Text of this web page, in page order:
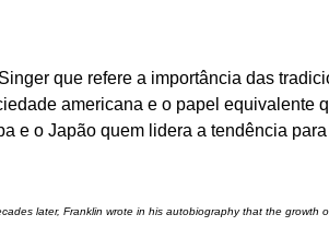
que refere a importância das
americana e o papel equivalente
e o Japão quem lidera a tendência
later, Franklin wrote in his autobiography that the growth